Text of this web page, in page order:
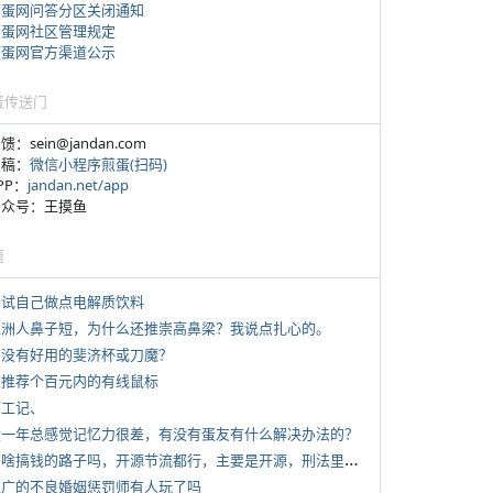
网问答分区关闭通知
网社区管理规定
网官方渠道公示
传送门
：sein@jandan.com
： 微信小程序煎蛋(扫码)
： jandan.net/app
号：王摸鱼
自己做点电解质饮料
人鼻子短，为什么还推崇高鼻梁？我说点扎心的。
有好用的斐济杯或刀魔？
荐个百元内的有线鼠标
记、
年总感觉记忆力很差，有没有蛋友有什么解决办法的？
*
有啥搞钱的路子吗，开源节流都行，主要是开源，刑法里的咱不做
的不良婚姻惩罚师有人玩了吗